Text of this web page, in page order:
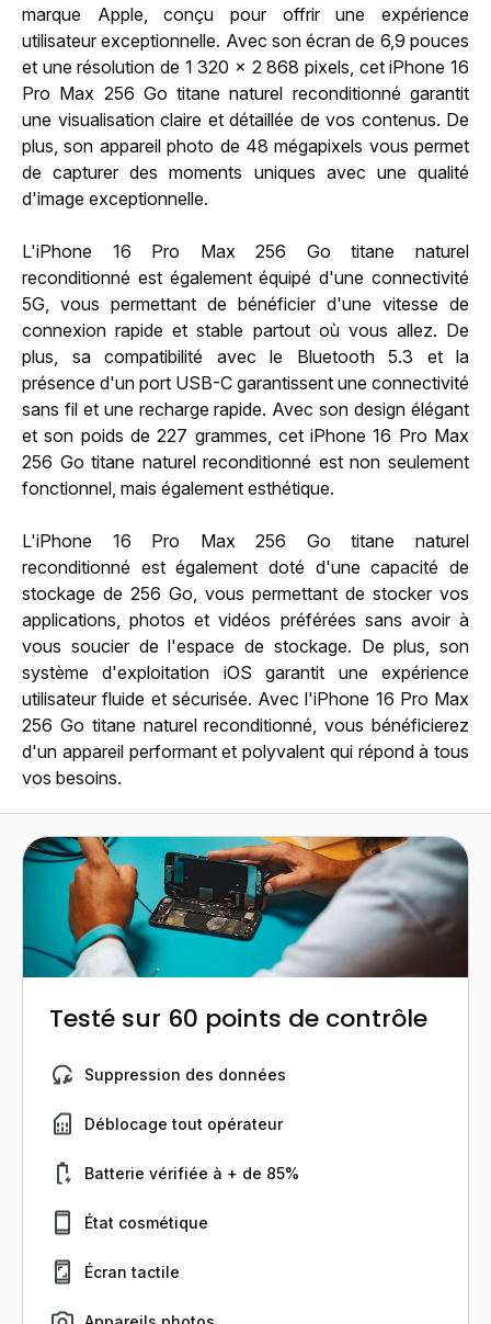
marque Apple, conçu pour offrir une expérience
utilisateur exceptionnelle. Avec son écran de 6,9 pouces
et une résolution de 1 320 x 2 868 pixels, cet iPhone 16
Pro Max 256 Go titane naturel reconditionné garantit
une visualisation claire et détaillée de vos contenus. De
plus, son appareil photo de 48 mégapixels vous permet
de capturer des moments uniques avec une qualité
d'image exceptionnelle.
L'iPhone 16 Pro Max 256 Go titane naturel
reconditionné est également équipé d'une connectivité
5G, vous permettant de bénéficier d'une vitesse de
connexion rapide et stable partout où vous allez. De
plus, sa compatibilité avec le Bluetooth 5.3 et la
présence d'un port USB-C garantissent une connectivité
sans fil et une recharge rapide. Avec son design élégant
et son poids de 227 grammes, cet iPhone 16 Pro Max
256 Go titane naturel reconditionné est non seulement
fonctionnel, mais également esthétique.
L'iPhone 16 Pro Max 256 Go titane naturel
reconditionné est également doté d'une capacité de
stockage de 256 Go, vous permettant de stocker vos
applications, photos et vidéos préférées sans avoir à
vous soucier de l'espace de stockage. De plus, son
système d'exploitation iOS garantit une expérience
utilisateur fluide et sécurisée. Avec l'iPhone 16 Pro Max
256 Go titane naturel reconditionné, vous bénéficierez
d'un appareil performant et polyvalent qui répond à tous
vos besoins.
Testé sur 60 points de contrôle
Suppression des données
Déblocage tout opérateur
Batterie vérifiée à + de 85%
État cosmétique
Écran tactile